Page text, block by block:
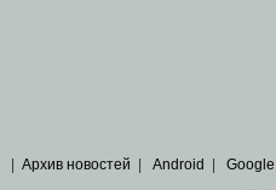
Архив новостей Android Google